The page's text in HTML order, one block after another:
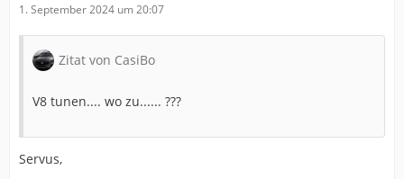
1. September 2024 um 20:07
Zitat von CasiBo
V8 tunen.... wo zu...... ???
Servus,